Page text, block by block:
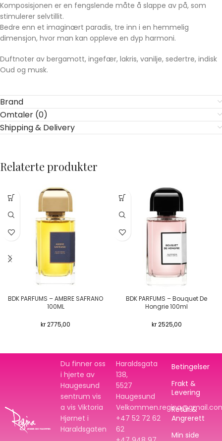
Komposisjonen er en fengslende måte å slappe av på, som
stimulerer selvtillit.
Bedre enn et imaginært paradis, tre inn i en hemmelig
dimensjon, hvor man kan oppleve en dyp harmoni.
Duftnoter av bergamott, ingefær, lakris, vanilje, sedertre, indisk
Oud og musk.
Brand
Omtaler (0)
Shipping & Delivery
Relaterte produkter
BDK PARFUMS – AMBRE SAFRANO
100ML
kr2775,00
BDK PARFUMS – Bouquet De
Hongrie 100ml
kr2525,00
Du finner oss
i hjerte av
Haugesund
sentrum vis
a vis Viktoria
Hjørnet i
Haraldsgaten
Haraldsgata
138,
5527
Haugesund
+47 52 72 62
62
Betingelser
Frakt &
Levering
Retur &
Angrerett
Min side